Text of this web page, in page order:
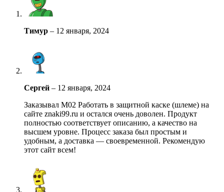
Тимур – 12 января, 2024
Сергей – 12 января, 2024
Заказывал М02 Работать в защитной каске (шлеме) на
сайте znaki99.ru и остался очень доволен. Продукт
полностью соответствует описанию, а качество на
высшем уровне. Процесс заказа был простым и
удобным, а доставка — своевременной. Рекомендую
этот сайт всем!